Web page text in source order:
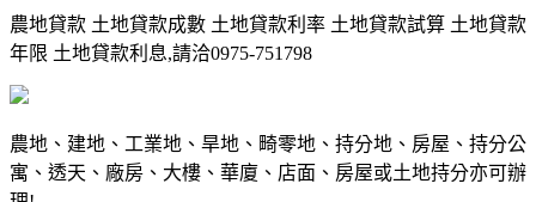
農地貸款 土地貸款成數 土地貸款利率 土地貸款試算 土地貸款
年限 土地貸款利息,請洽0975-751798
農地、建地、工業地、旱地、畸零地、持分地、房屋、持分公
寓、透天、廠房、大樓、華廈、店面、房屋或土地持分亦可辦